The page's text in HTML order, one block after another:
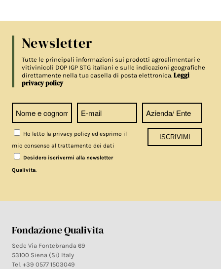
Newsletter
Tutte le principali informazioni sui prodotti agroalimentari e
vitivinicoli DOP IGP STG italiani e sulle indicazioni geografiche
direttamente nella tua casella di posta elettronica.Leggi
privacy policy
Ho letto la privacy policy ed esprimo il
mio consenso al trattamento dei dati
Desidero iscrivermi alla newsletter
Qualivita.
Fondazione Qualivita
Sede Via Fontebranda 69
53100 Siena (Si) Italy
Tel. +39 0577 1503049